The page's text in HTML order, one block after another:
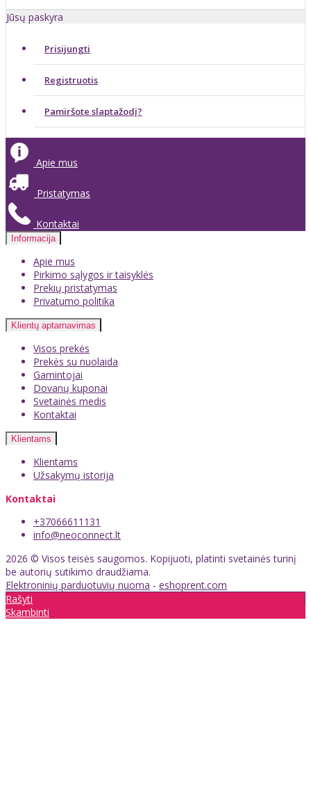
Jūsų paskyra
Prisijungti
Registruotis
Pamiršote slaptažodį?
Apie mus
Pristatymas
Kontaktai
Informacija
Apie mus
Pirkimo sąlygos ir taisyklės
Prekių pristatymas
Privatumo politika
Klientų aptarnavimas
Visos prekės
Prekės su nuolaida
Gamintojai
Dovanų kuponai
Svetainės medis
Kontaktai
Klientams
Klientams
Užsakymų istorija
Kontaktai
+37066611131
info@neoconnect.lt
2026 © Visos teisės saugomos. Kopijuoti, platinti svetainės turinį
be autorių sutikimo draudžiama.
Elektroninių parduotuvių nuoma - eshoprent.com
Rašyti
Skambinti